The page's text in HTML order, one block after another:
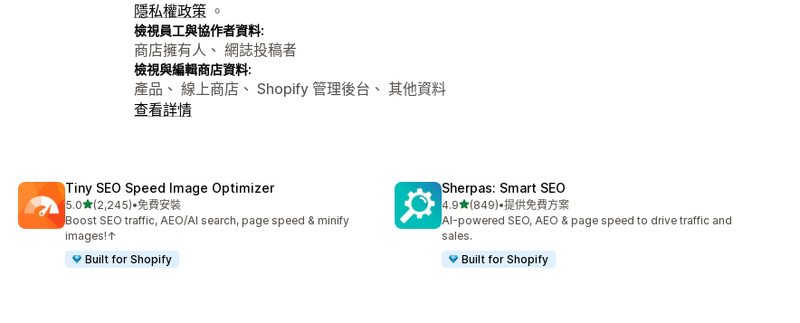
隱私權政策 。
檢視員工與協作者資料:
商店擁有人、 網誌投稿者
檢視與編輯商店資料:
產品、 線上商店、 Shopify 管理後台、 其他資料
查看詳情
Tiny SEO Speed Image Optimizer
5.0滿分 5 顆星
(2,245)
共有 2245 則評價
•免費安裝
Boost SEO traffic, AEO/AI search, page speed & minify
images!↑
Built for Shopify
Sherpas: Smart SEO
4.9滿分 5 顆星
(849)
共有 849 則評價
•提供免費方案
AI-powered SEO, AEO & page speed to drive traffic and
sales.
Built for Shopify